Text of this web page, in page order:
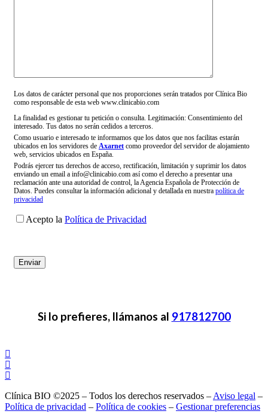
Los datos de carácter personal que nos proporciones serán tratados por Clínica Bio
como responsable de esta web www.clinicabio.com
La finalidad es gestionar tu petición o consulta. Legitimación: Consentimiento del
interesado. Tus datos no serán cedidos a terceros.
Como usuario e interesado te informamos que los datos que nos facilitas estarán
ubicados en los servidores de Axarnet como proveedor del servidor de alojamiento
web, servicios ubicados en España.
Podrás ejercer tus derechos de acceso, rectificación, limitación y suprimir los datos
enviando un email a info@clinicabio.com así como el derecho a presentar una
reclamación ante una autoridad de control, la Agencia Española de Protección de
Datos. Puedes consultar la información adicional y detallada en nuestra política de
privacidad
Acepto la Política de Privacidad
Si lo prefieres, llámanos al 917812700
Clínica BIO ©2025 – Todos los derechos reservados – Aviso legal –
Política de privacidad – Política de cookies – Gestionar preferencias